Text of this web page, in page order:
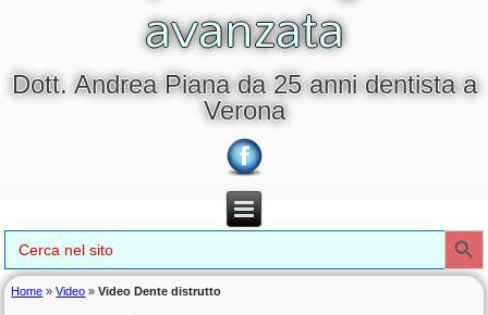
avanzata
Dott. Andrea Piana da 25 anni dentista a
Verona
Search
for:
Search Button
Home »Video »Video Dente distrutto